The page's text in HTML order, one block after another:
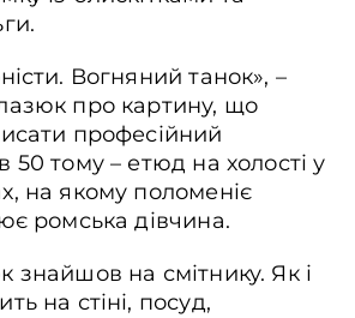
Вогняний танок», –
про картину, що
професійний
50 тому – етюд на холості у
на якому поломеніє
ромська дівчина.
знайшов на смітнику. Як і
на стіні, посуд,